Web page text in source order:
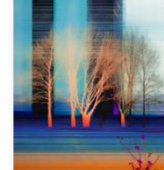
“ Οι Αλκυονίδες μέρες
ΙΑΝΟΥΑΡΙΟΥ 2023 ΣΤΙΣ 12
καλλιτέχνες. Στο
Τατιάνας Λοβέρδου
Συντονισμός: Αρετή
κατάθεση